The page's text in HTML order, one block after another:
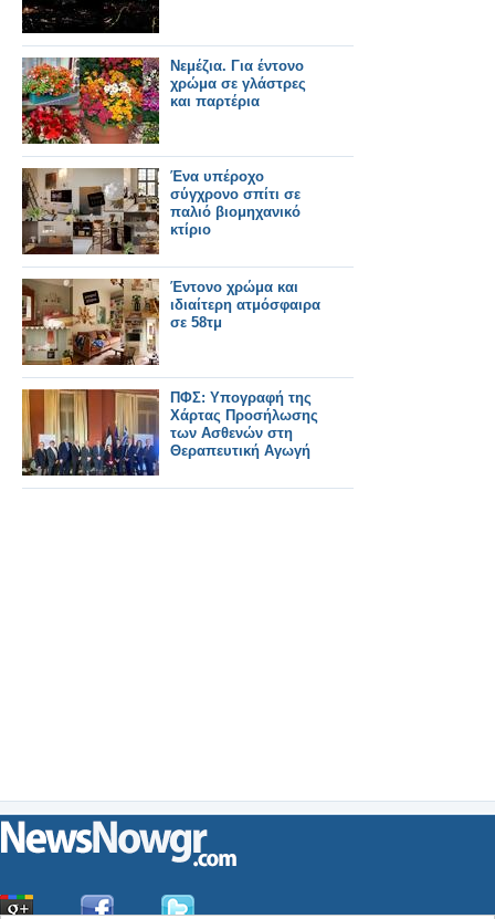
Νεμέζια. Για έντονο
χρώμα σε γλάστρες
και παρτέρια
Ένα υπέροχο
σύγχρονο σπίτι σε
παλιό βιομηχανικό
κτίριο
Έντονο χρώμα και
ιδιαίτερη ατμόσφαιρα
σε 58τμ
ΠΦΣ: Υπογραφή της
Χάρτας Προσήλωσης
των Ασθενών στη
Θεραπευτική Αγωγή